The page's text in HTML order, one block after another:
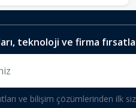
teknoloji ve firma
ve bilişim çözümlerinden ilk